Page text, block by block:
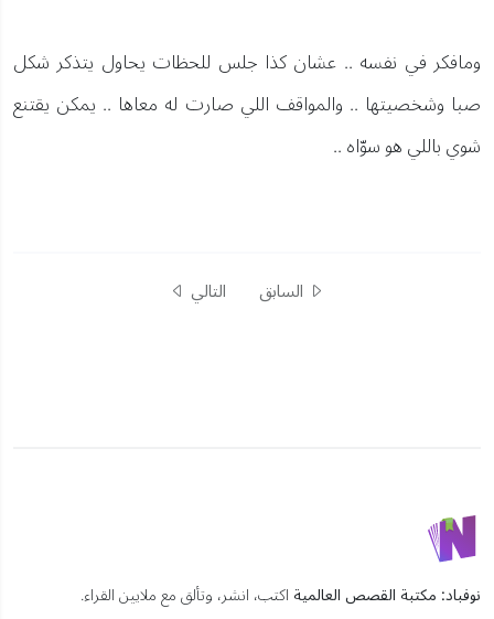
ومافكر في نفسه .. عشان كذا جلس للحظات يحاول يتذكر شكل
صبا وشخصيتها .. والمواقف اللي صارت له معاها .. يمكن يقتنع
شوي باللي هو سوّاه ..
السابق التالي
نوفباد: مكتبة القصص العالمية اكتب، انشر، وتألق مع ملايين القراء.